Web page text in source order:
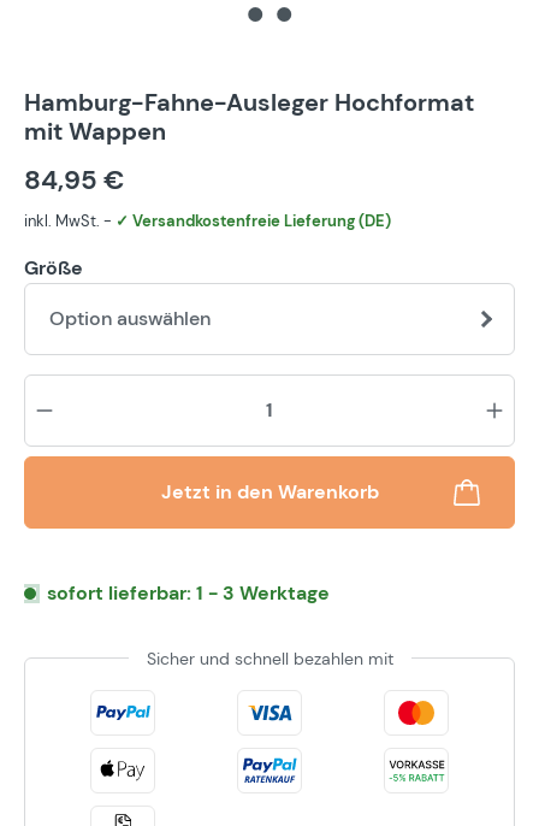
Hamburg-Fahne-Ausleger Hochformat
mit Wappen
84,95 €
inkl. MwSt. - ✓ Versandkostenfreie Lieferung (DE)
Größe
Option auswählen
Jetzt in den Warenkorb
sofort lieferbar: 1 - 3 Werktage
Sicher und schnell bezahlen mit